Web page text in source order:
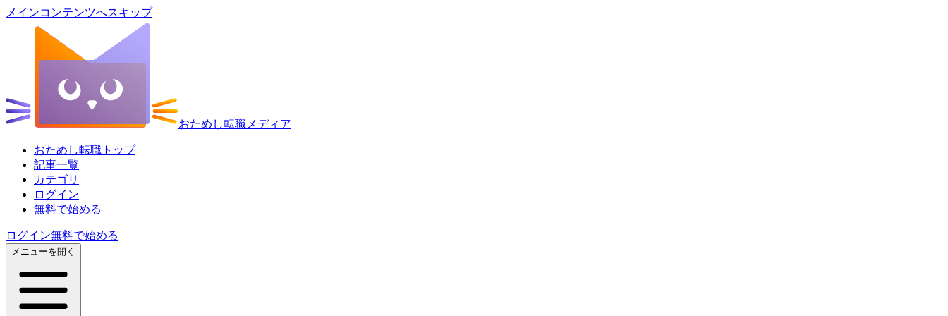
メインコンテンツへスキップ
おためし転職メディア
おためし転職トップ
記事一覧
カテゴリ
ログイン
無料で始める
ログイン無料で始める
メニューを開く